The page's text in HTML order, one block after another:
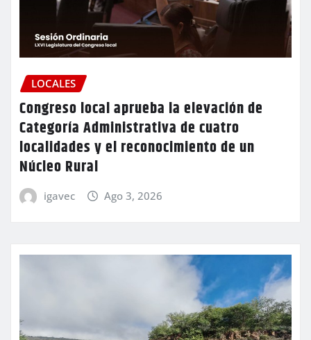
LOCALES
Congreso local aprueba la elevación de
Categoría Administrativa de cuatro
localidades y el reconocimiento de un
Núcleo Rural
igavec Ago 3, 2026